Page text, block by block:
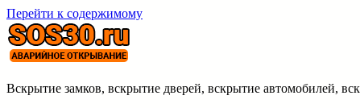
Перейти к содержимому
Вскрытие замков, вскрытие дверей, вскрытие автомобилей,